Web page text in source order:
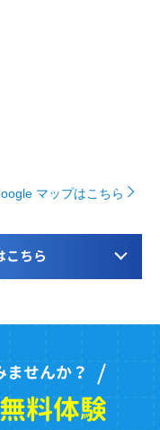
マップはこちら
こちら
せんか？
料体験